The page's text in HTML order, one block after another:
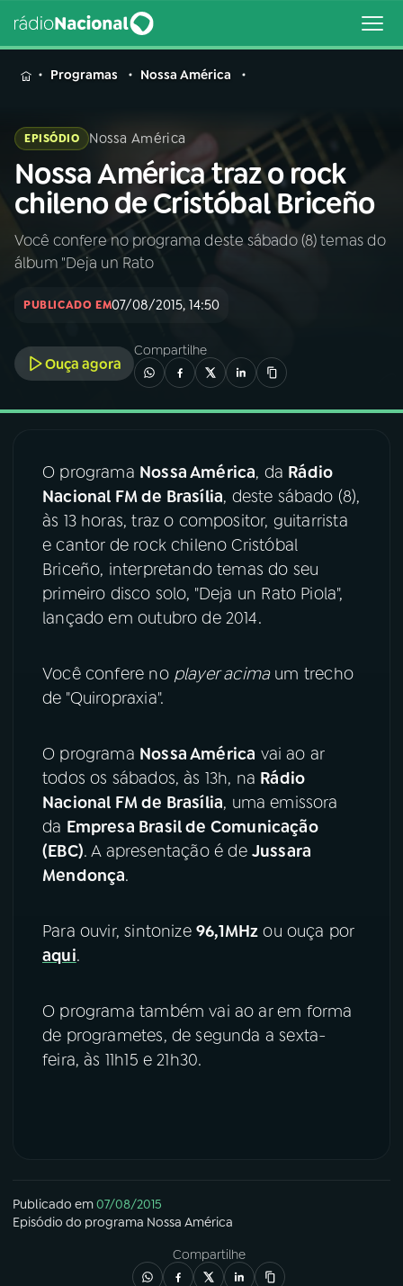
MENU
Buscar
na
Rádio
Nacional
Buscar
04PROGRAMAS
05PODCASTS
06VIDEOCASTS
07ÚLTIMAS
ACOMPANHE A RÁDIO NACIONAL
YouTube Facebook
Instagram
TikTok
Programas Nossa América
EPISÓDIO Nossa América
Nossa América traz o rock
chileno de Cristóbal Briceño
Você confere no programa deste sábado (8) temas do
álbum "Deja un Rato
PUBLICADO EM07/08/2015, 14:50
Ouça agora
Compartilhe
O programa Nossa América, da Rádio
Nacional FM de Brasília, deste sábado (8),
às 13 horas, traz o compositor, guitarrista
e cantor de rock chileno Cristóbal
Briceño, interpretando temas do seu
primeiro disco solo, "Deja un Rato Piola",
lançado em outubro de 2014.
Você confere no player acimaum trecho
de "Quiropraxia".
O programa Nossa América vai ao ar
todos os sábados, às 13h, na Rádio
Nacional FM de Brasília, uma emissora
da Empresa Brasil de Comunicação
(EBC). A apresentação é de Jussara
Mendonça.
Para ouvir, sintonize 96,1MHz ou ouça por
aqui.
O programa também vai ao ar em forma
de programetes, de segunda a sexta-
feira, às 11h15 e 21h30.
Publicado em07/08/2015
Episódio do programa Nossa América
Compartilhe